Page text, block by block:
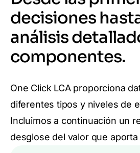
decisiones
análisis
componentes.
One Click LCA proporciona
diferentes tipos y niveles de
Incluimos a continuación un
desglose del valor que aporta